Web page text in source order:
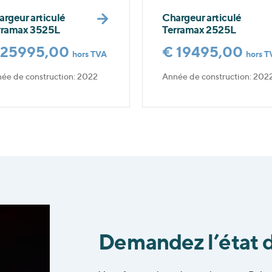
articulé
3525L
hors TVA
de construction: 2022
Chargeur articulé
Terramax 2525L
€ 19495,00 hors
Année de construction:
Demandez l’état